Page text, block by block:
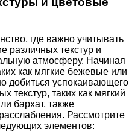
где важно учитывать
различных текстур и
атмосферу. Начиная
как мягкие бежевые или
добиться успокаивающего
текстур, таких как мягкий
бархат, также
Рассмотрите
элементов: